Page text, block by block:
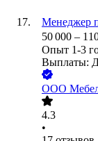
Менеджер
50 000 –
Опыт 1-3
Выплаты:
ООО
4.3
•